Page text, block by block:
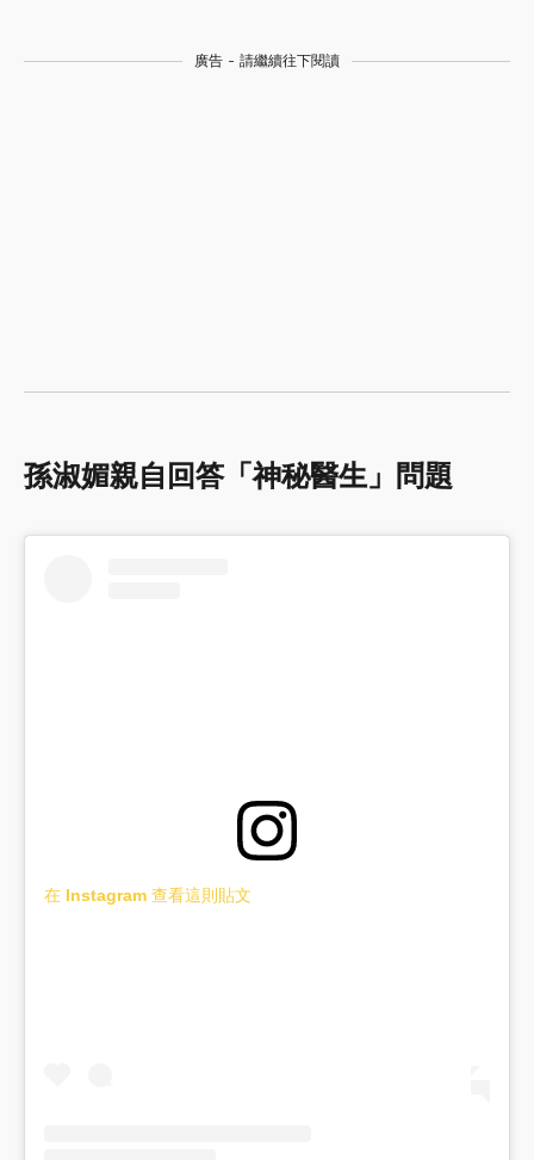
廣告 - 請繼續往下閱讀
孫淑媚親自回答「神秘醫生」問題
在 Instagram 查看這則貼文